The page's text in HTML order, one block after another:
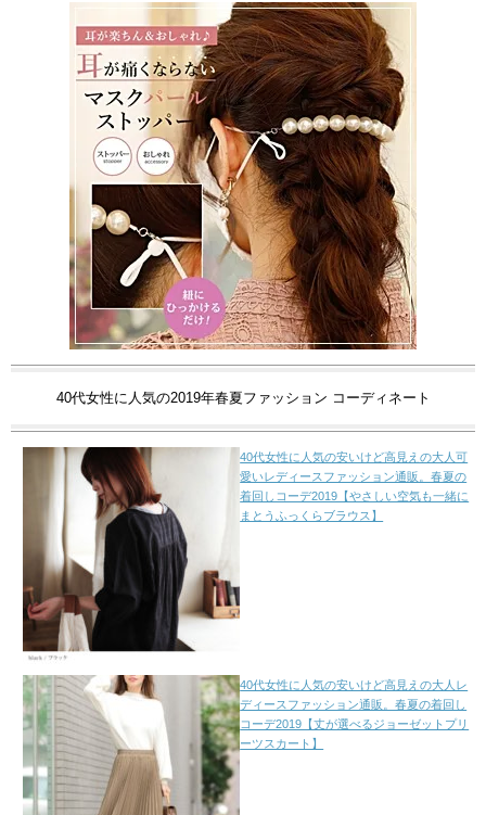
40代女性に人気の2019年春夏ファッション コーディネート
40代女性に人気の安いけど高見えの大人可
愛いレディースファッション通販。春夏の
着回しコーデ2019【やさしい空気も一緒に
まとうふっくらブラウス】
40代女性に人気の安いけど高見えの大人レ
ディースファッション通販。春夏の着回し
コーデ2019【丈が選べるジョーゼットプリ
ーツスカート】